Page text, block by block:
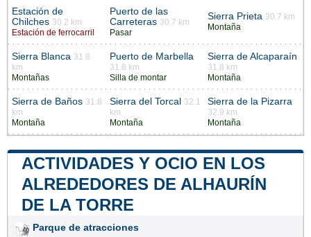
Estación de
Chilches 30.2 km
Estación de ferrocarril
Puerto de las
Carreteras 30.7 km
Pasar
Sierra Prieta 30.7 km
Montaña
Sierra Blanca 31.8
km
Montañas
Puerto de Marbella
31.8 km
Silla de montar
Sierra de Alcaparaín
31.8 km
Montaña
Sierra de Baños 31.8
km
Montaña
Sierra del Torcal 32.1
km
Montaña
Sierra de la Pizarra
32.9 km
Montaña
ACTIVIDADES Y OCIO EN LOS
ALREDEDORES DE ALHAURÍN
DE LA TORRE
Parque de atracciones